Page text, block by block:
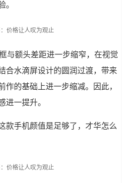
。
与额头差距进一步缩窄，在视觉
合水滴屏设计的圆润过渡，带来
作的基础上进一步缩减。因此，
进一提升。
款手机颜值是足够了，才华怎么